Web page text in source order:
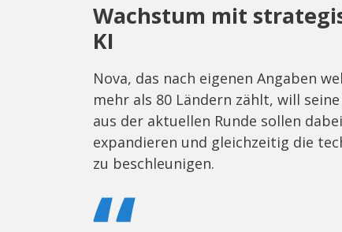
Wachstum mit
KI
Nova, das nach eigenen Angaben
mehr als 80 Ländern zählt, will
aus der aktuellen Runde sollen
expandieren und gleichzeitig die
zu beschleunigen.